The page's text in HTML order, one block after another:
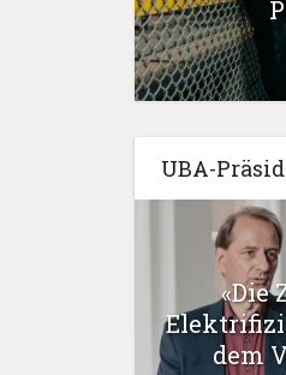
UBA-
«Die
dem